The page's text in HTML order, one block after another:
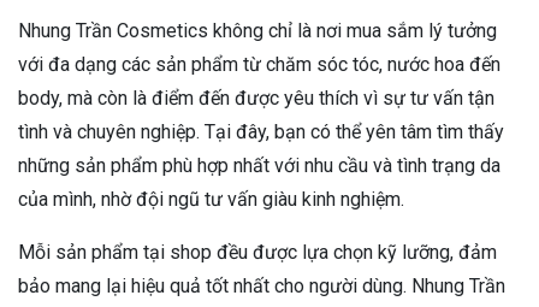
Nhung Trần Cosmetics không chỉ là nơi mua sắm lý tưởng
với đa dạng các sản phẩm từ chăm sóc tóc, nước hoa đến
body, mà còn là điểm đến được yêu thích vì sự tư vấn tận
tình và chuyên nghiệp. Tại đây, bạn có thể yên tâm tìm thấy
những sản phẩm phù hợp nhất với nhu cầu và tình trạng da
của mình, nhờ đội ngũ tư vấn giàu kinh nghiệm.
Mỗi sản phẩm tại shop đều được lựa chọn kỹ lưỡng, đảm
bảo mang lại hiệu quả tốt nhất cho người dùng. Nhung Trần